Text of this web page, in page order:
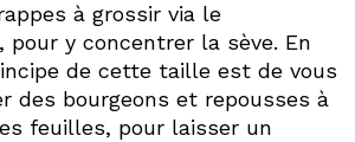
à grossir via le
pour y concentrer la sève. En
de cette taille est de vous
des bourgeons et repousses à
feuilles, pour laisser un